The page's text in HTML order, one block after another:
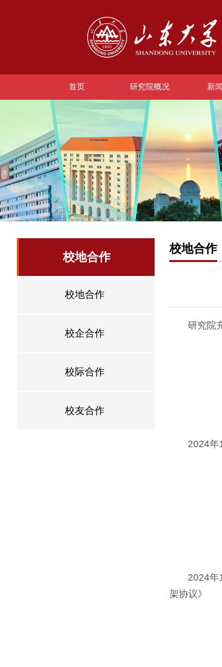
首页 研究院概况 新
校地合作
校地合作
校企合作
校际合作
校友合作
校地合作
研究院
2024年
2024年
架协议》